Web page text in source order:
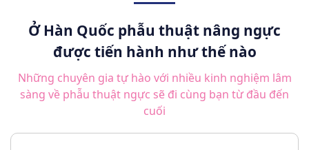
Ở Hàn Quốc phẫu thuật nâng ngực
được tiến hành như thế nào
Những chuyên gia tự hào với nhiều kinh nghiệm lâm
sàng về phẫu thuật ngực sẽ đi cùng bạn từ đầu đến
cuối